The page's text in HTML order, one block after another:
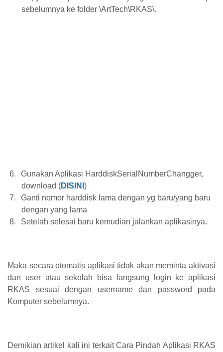
sebelumnya ke folder \ArtTech\RKAS\.
6.
Gunakan Aplikasi HarddiskSerialNumberChangger,
download (DISINI)
7.
Ganti nomor harddisk lama dengan yg baru/yang baru
dengan yang lama
8.
Setelah selesai baru kemudian jalankan aplikasinya.
Maka secara otomatis aplikasi tidak akan meminta aktivasi
dan user atau sekolah bisa langsung login ke aplikasi
RKAS sesuai dengan username dan password pada
Komputer sebelumnya.
Demikian artikel kali ini terkait Cara Pindah Aplikasi RKAS